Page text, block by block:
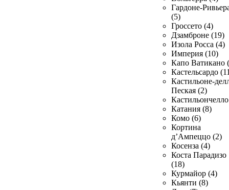
Гардоне-
(5)
Гроссето (4)
Дзамброне (19)
Изола Росса (4)
Империя (10)
Капо Ватикано
Кастельсардо
Кастильоне-
Пеская (2)
Катания (8)
Комо (6)
Кортина
д’Ампеццо (2)
Косенза (4)
Коста Парадизо
(18)
Курмайор (4)
Кьянти (8)